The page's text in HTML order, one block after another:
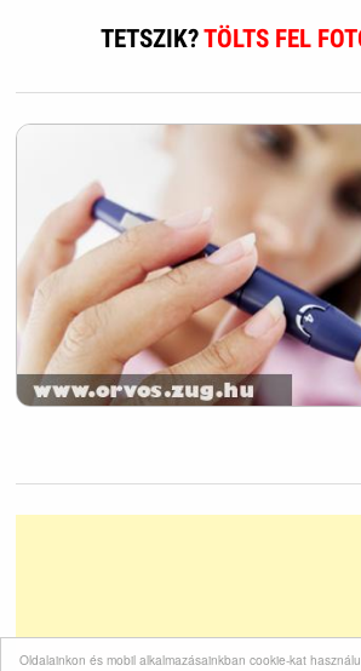
Oldalainkon és mobil alkalmazásainkban cookie-kat
TETSZIK?TÖLTS FEL